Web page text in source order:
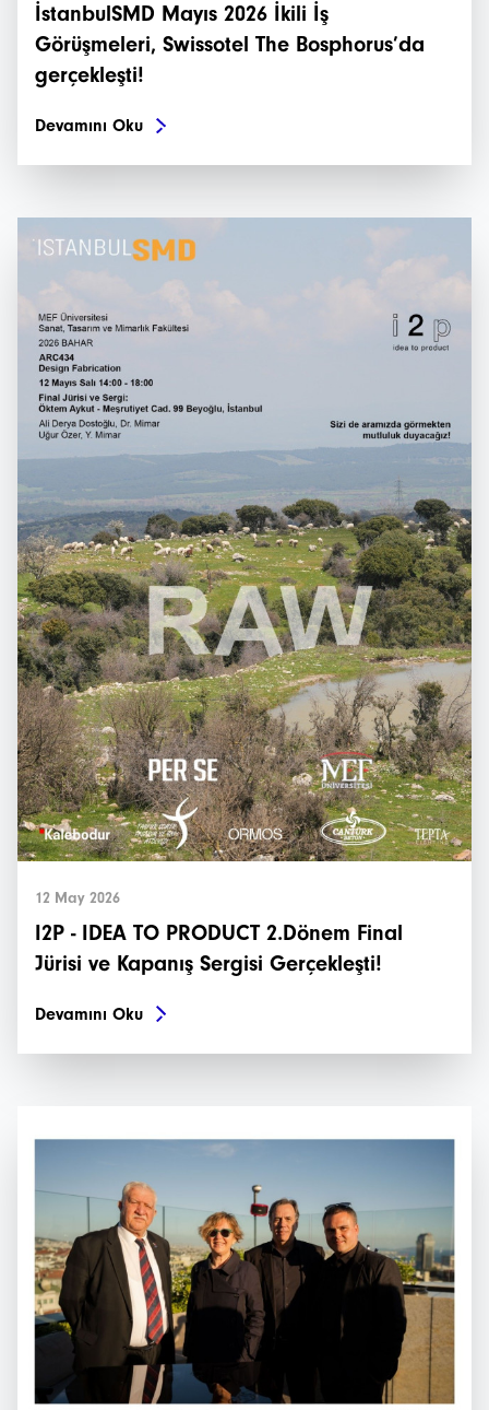
İstanbulSMD Mayıs 2026 İkili İş
Görüşmeleri, Swissotel The Bosphorus’da
gerçekleşti!
Devamını Oku
12 May 2026
I2P - IDEA TO PRODUCT 2.Dönem Final
Jürisi ve Kapanış Sergisi Gerçekleşti!
Devamını Oku